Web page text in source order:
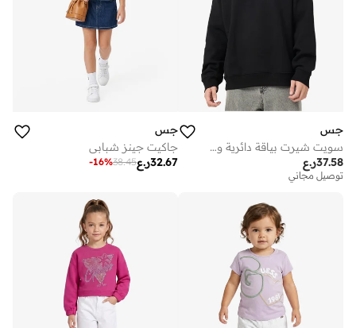
جس
سويت شيرت بياقة دائرية وشعار
ر.ع37.58
توصيل مجاني
جس
جاكيت جينز شبابي
ر.ع32.67
38.45
-16%